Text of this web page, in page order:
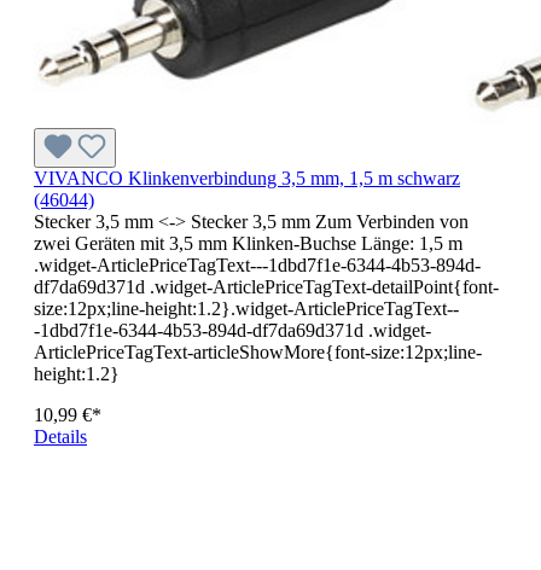
VIVANCO Klinkenverbindung 3,5 mm, 1,5 m schwarz
(46044)
Stecker 3,5 mm <-> Stecker 3,5 mm Zum Verbinden von
zwei Geräten mit 3,5 mm Klinken-Buchse Länge: 1,5 m
.widget-ArticlePriceTagText---1dbd7f1e-6344-4b53-894d-
df7da69d371d .widget-ArticlePriceTagText-detailPoint{font-
size:12px;line-height:1.2}.widget-ArticlePriceTagText--
-1dbd7f1e-6344-4b53-894d-df7da69d371d .widget-
ArticlePriceTagText-articleShowMore{font-size:12px;line-
height:1.2}
10,99 €*
Details